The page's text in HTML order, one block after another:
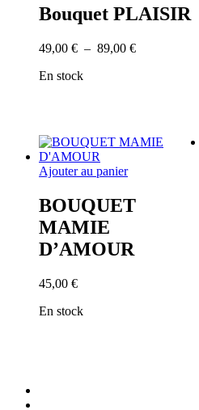
a
plusieurs
Les
la
Bouquet PLAISIR
49,00 € – 89,00 €Plage
En stock
Ajouter au panier
BOUQUET
MAMIE
D’AMOUR
45,00 €
En stock